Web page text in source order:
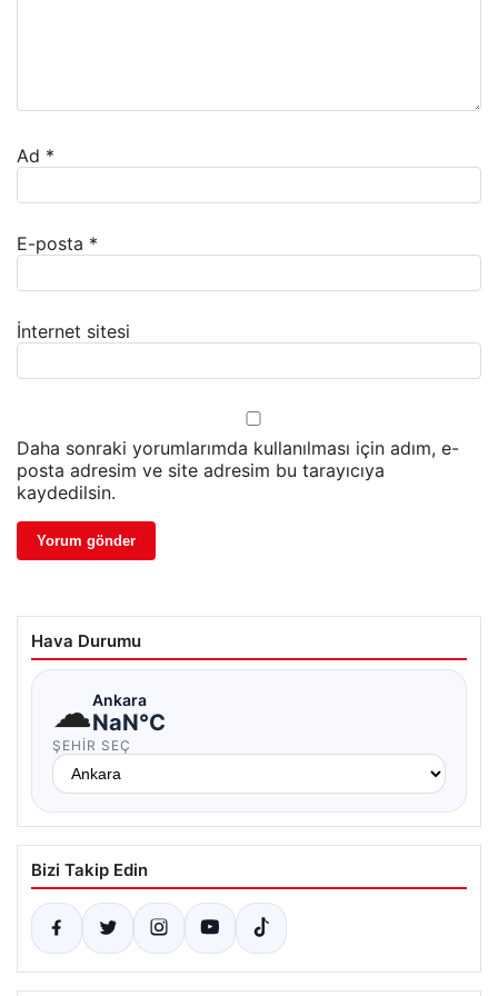
Ad *
E-posta *
İnternet sitesi
Daha sonraki yorumlarımda kullanılması için adım, e-
posta adresim ve site adresim bu tarayıcıya
kaydedilsin.
Hava Durumu
☁Ankara
NaN°C
ŞEHIR SEÇ
Bizi Takip Edin